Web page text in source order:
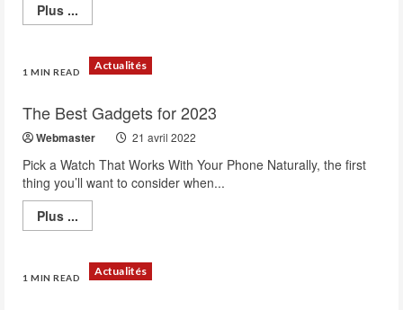
Plus ...
more
Tips
And
Healthy
Lifestyle
1 MIN READ Actualités
The Best Gadgets for 2023
Webmaster 21 avril 2022
Pick a Watch That Works With Your Phone Naturally, the first
thing you’ll want to consider when...
Plus ...
more
Best
Gadgets
1 MIN READ Actualités